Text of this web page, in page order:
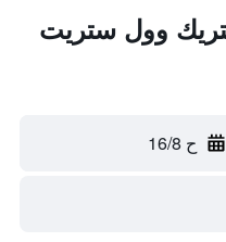
وول ستريت
ح 16/8